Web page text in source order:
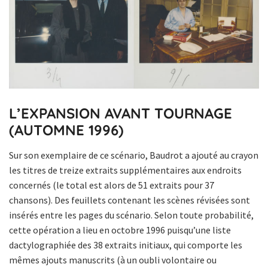
L’EXPANSION AVANT TOURNAGE
(AUTOMNE 1996)
Sur son exemplaire de ce scénario, Baudrot a ajouté au crayon
les titres de treize extraits supplémentaires aux endroits
concernés (le total est alors de 51 extraits pour 37
chansons). Des feuillets contenant les scènes révisées sont
insérés entre les pages du scénario. Selon toute probabilité,
cette opération a lieu en octobre 1996 puisqu’une liste
dactylographiée des 38 extraits initiaux, qui comporte les
mêmes ajouts manuscrits (à un oubli volontaire ou